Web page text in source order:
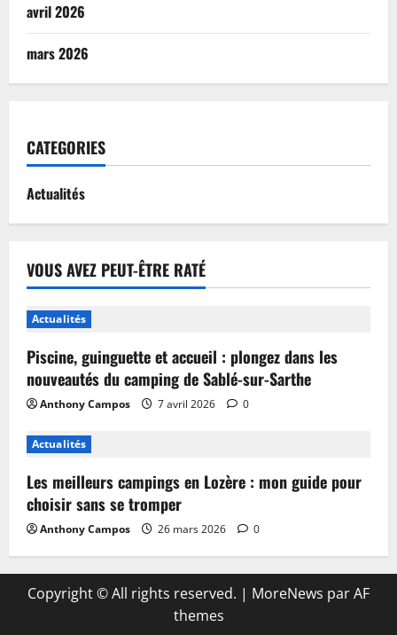
avril 2026
mars 2026
CATEGORIES
Actualités
VOUS AVEZ PEUT-ÊTRE RATÉ
Actualités
Piscine, guinguette et accueil : plongez dans les
nouveautés du camping de Sablé-sur-Sarthe
Anthony Campos 7 avril 2026 0
Actualités
Les meilleurs campings en Lozère : mon guide pour
choisir sans se tromper
Anthony Campos 26 mars 2026 0
Copyright © All rights reserved. | MoreNews par AF
themes